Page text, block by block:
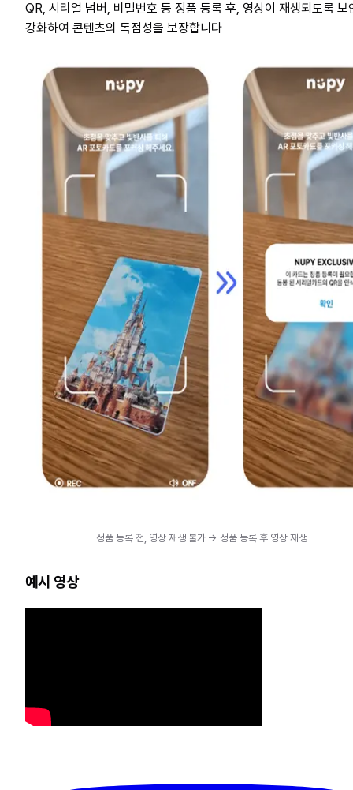
QR, 시리얼 넘버, 비밀번호 등 정품 등록 후, 영상이 재생되도록 보
강화하여 콘텐츠의 독점성을 보장합니다
정품 등록 전, 영상 재생 불가 -> 정품 등록 후 영상 재생
예시 영상